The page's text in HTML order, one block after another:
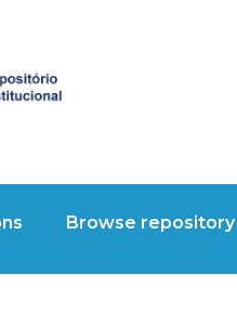
Browse repository